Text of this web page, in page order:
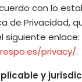
con lo
de Privacidad,
siguiente enlace:
privacy/.
y